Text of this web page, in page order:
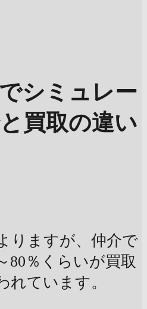
シミュレー
買取の違い
りますが、仲介で
80％くらいが買取
れています。